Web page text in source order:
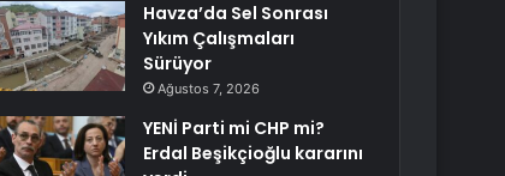
Havza’da Sel Sonrası
Yıkım Çalışmaları
Sürüyor
Ağustos 7, 2026
YENİ Parti mi CHP mi?
Erdal Beşikçioğlu kararını